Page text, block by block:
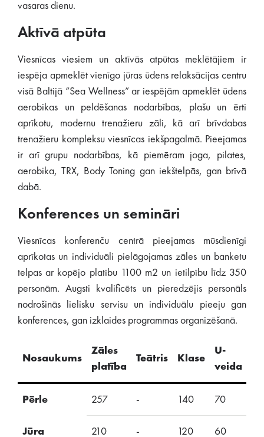
vasaras dienu.
Aktīvā atpūta
Viesnīcas viesiem un aktīvās atpūtas meklētājiem ir
iespēja apmeklēt vienīgo jūras ūdens relaksācijas centru
visā Baltijā “Sea Wellness” ar iespējām apmeklēt ūdens
aerobikas un peldēšanas nodarbības, plašu un ērti
aprīkotu, modernu trenažieru zāli, kā arī brīvdabas
trenažieru kompleksu viesnīcas iekšpagalmā. Pieejamas
ir arī grupu nodarbības, kā piemēram joga, pilates,
aerobika, TRX, Body Toning gan iekštelpās, gan brīvā
dabā.
Konferences un semināri
Viesnīcas konferenču centrā pieejamas mūsdienīgi
aprīkotas un individuāli pielāgojamas zāles un banketu
telpas ar kopējo platību 1100 m2 un ietilpību līdz 350
personām. Augsti kvalificēts un pieredzējis personāls
nodrošinās lielisku servisu un individuālu pieeju gan
konferences, gan izklaides programmas organizēšanā.
Nosaukums
Zāles
platība
Teātris Klase
U-
veida
Pērle 257 - 140 70
Jūra 210 - 120 60